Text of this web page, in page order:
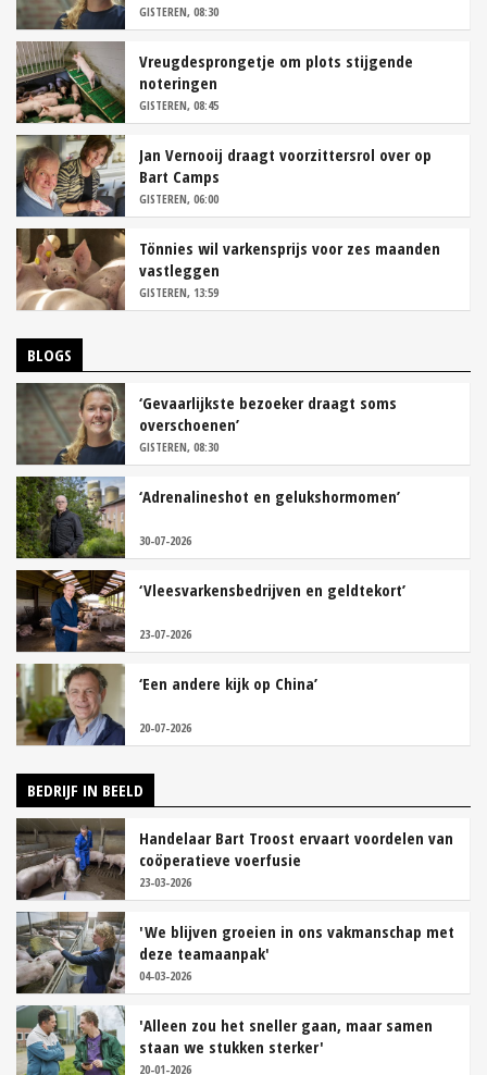
GISTEREN, 08:30
Vreugdesprongetje om plots stijgende
noteringen
GISTEREN, 08:45
Jan Vernooij draagt voorzittersrol over op
Bart Camps
GISTEREN, 06:00
Tönnies wil varkensprijs voor zes maanden
vastleggen
GISTEREN, 13:59
BLOGS
‘Gevaarlijkste bezoeker draagt soms
overschoenen’
GISTEREN, 08:30
‘Adrenalineshot en gelukshormomen’
30-07-2026
‘Vleesvarkensbedrijven en geldtekort’
23-07-2026
‘Een andere kijk op China’
20-07-2026
BEDRIJF IN BEELD
Handelaar Bart Troost ervaart voordelen van
coöperatieve voerfusie
23-03-2026
'We blijven groeien in ons vakmanschap met
deze teamaanpak'
04-03-2026
'Alleen zou het sneller gaan, maar samen
staan we stukken sterker'
20-01-2026